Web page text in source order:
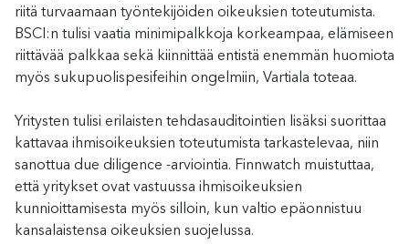
riitä turvaamaan työntekijöiden oikeuksien toteutumista.
BSCI:n tulisi vaatia minimipalkkoja korkeampaa, elämiseen
riittävää palkkaa sekä kiinnittää entistä enemmän huomiota
myös sukupuolispesifeihin ongelmiin, Vartiala toteaa.
Yritysten tulisi erilaisten tehdasauditointien lisäksi suorittaa
kattavaa ihmisoikeuksien toteutumista tarkastelevaa, niin
sanottua due diligence -arviointia. Finnwatch muistuttaa,
että yritykset ovat vastuussa ihmisoikeuksien
kunnioittamisesta myös silloin, kun valtio epäonnistuu
kansalaistensa oikeuksien suojelussa.